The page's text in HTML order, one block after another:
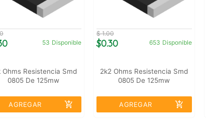
53 Disponible
Ohms Resistencia Smd
0805 De 125mw
AGREGAR add_shopping_cart
$ 1.00
$0.30 653 Disponible
2k2 Ohms Resistencia Smd
0805 De 125mw
AGREGAR add_shopping_cart